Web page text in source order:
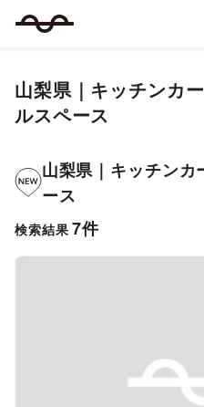
山梨県｜ キッチンカ
ルスペース
山梨県 ｜ キッチンカ
ース
検索結果 7件
Previous slide